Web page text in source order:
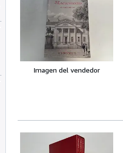
Imagen del vendedor